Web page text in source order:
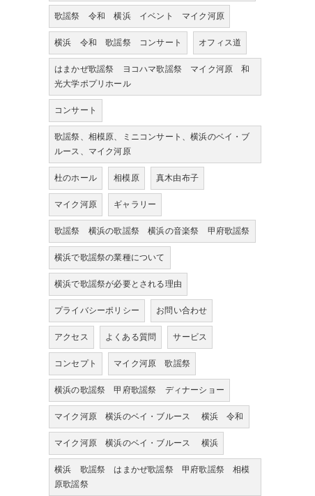
歌謡祭 令和 横浜 イベント マイク河原
横浜 令和 歌謡祭 コンサート
オフィス道
はまかぜ歌謡祭 ヨコハマ歌謡祭 マイク河原 和
光大学ポプリホール
コンサート
歌謡祭、相模原、ミニコンサート、横浜のベイ・ブ
ルース、マイク河原
杜のホール
相模原
真木由布子
マイク河原
ギャラリー
歌謡祭 横浜の歌謡祭 横浜の音楽祭 甲府歌謡祭
横浜で歌謡祭の業種について
横浜で歌謡祭が必要とされる理由
プライバシーポリシー
お問い合わせ
アクセス
よくある質問
サービス
コンセプト
マイク河原 歌謡祭
横浜の歌謡祭 甲府歌謡祭 ディナーショー
マイク河原 横浜のベイ・ブルース 横浜 令和
マイク河原 横浜のベイ・ブルース 横浜
横浜 歌謡祭 はまかぜ歌謡祭 甲府歌謡祭 相模
原歌謡祭